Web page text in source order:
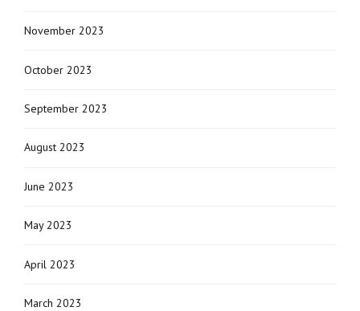
November 2023
October 2023
September 2023
August 2023
June 2023
May 2023
April 2023
March 2023